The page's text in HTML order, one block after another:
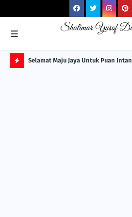
ITS Selamat Maju Jaya Untuk Puan Intan